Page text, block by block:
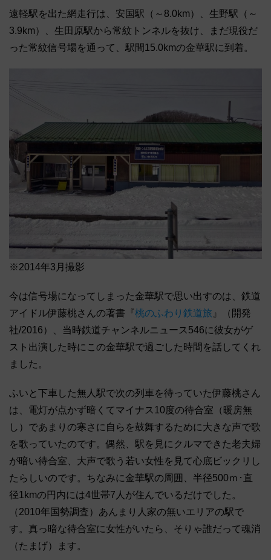
遠軽駅を出た網走行は、安国駅（～8.0km）、生野駅（～
3.9km）、生田原駅から常紋トンネルを抜け、まだ現役だ
った常紋信号場を通って、駅間15.0kmの金華駅に到着。
※2014年3月撮影
今は信号場になってしまった金華駅で思い出すのは、鉄道
アイドル伊藤桃さんの著書『桃のふわり鉄道旅 』（開発
社/2016）、当時鉄道チャンネルニュース546に彼女がゲ
スト出演した時にこの金華駅で過ごした時間を話してくれ
ました。
ふいと下車した無人駅で次の列車を待っていた伊藤桃さん
は、電灯が点かず暗くてマイナス10度の待合室（暖房無
し）であまりの寒さに自らを鼓舞するために大きな声で歌
を歌っていたのです。偶然、駅を見にクルマできた老夫婦
が暗い待合室、大声で歌う若い女性を見て心底ビックリし
たらしいのです。ちなみに金華駅の周囲、半径500ｍ･直
径1kmの円内には4世帯7人が住んでいるだけでした。
（2010年国勢調査）あんまり人家の無いエリアの駅で
す。真っ暗な待合室に女性がいたら、そりゃ誰だって魂消
（たまげ）ます。